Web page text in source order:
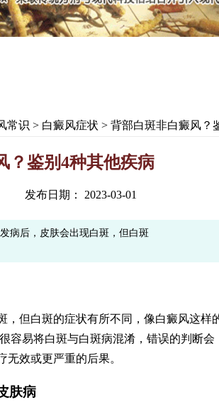
常识 > 白癜风症状 > 背部白斑非白癜风？
？鉴别4种其他疾病
发布日期： 2023-03-01
病后，皮肤会出现白斑，但白斑
，但白斑的症状有所不同，像白癜风这样
容易将白斑与白斑病混淆，错误的判断会
无效或更严重的后果。
肤病